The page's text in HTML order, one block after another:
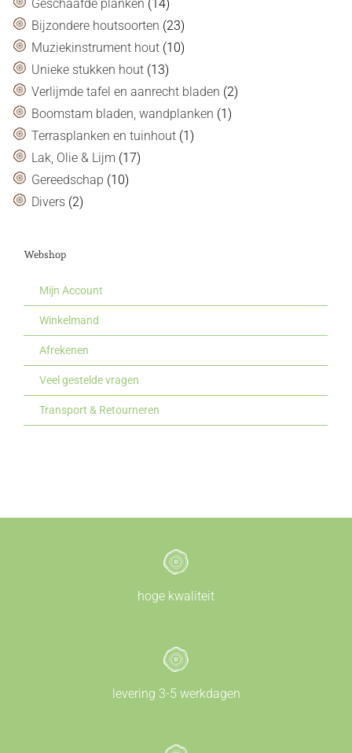
Geschaafde planken (14)
Bijzondere houtsoorten (23)
Muziekinstrument hout (10)
Unieke stukken hout (13)
Verlijmde tafel en aanrecht bladen (2)
Boomstam bladen, wandplanken (1)
Terrasplanken en tuinhout (1)
Lak, Olie & Lijm (17)
Gereedschap (10)
Divers (2)
Webshop
Mijn Account
Winkelmand
Afrekenen
Veel gestelde vragen
Transport & Retourneren
hoge kwaliteit
levering 3-5 werkdagen